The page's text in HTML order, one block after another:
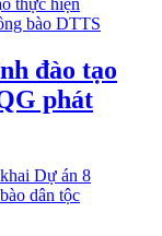
đào tạo
phát